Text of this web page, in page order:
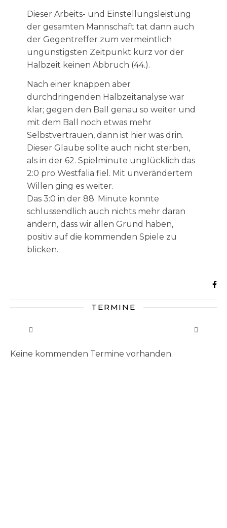
Dieser Arbeits- und Einstellungsleistung
der gesamten Mannschaft tat dann auch
der Gegentreffer zum vermeintlich
ungünstigsten Zeitpunkt kurz vor der
Halbzeit keinen Abbruch (44.).
Nach einer knappen aber
durchdringenden Halbzeitanalyse war
klar; gegen den Ball genau so weiter und
mit dem Ball noch etwas mehr
Selbstvertrauen, dann ist hier was drin.
Dieser Glaube sollte auch nicht sterben,
als in der 62. Spielminute unglücklich das
2:0 pro Westfalia fiel. Mit unverändertem
Willen ging es weiter.
Das 3:0 in der 88. Minute konnte
schlussendlich auch nichts mehr daran
ändern, dass wir allen Grund haben,
positiv auf die kommenden Spiele zu
blicken.
TERMINE
Keine kommenden Termine vorhanden.